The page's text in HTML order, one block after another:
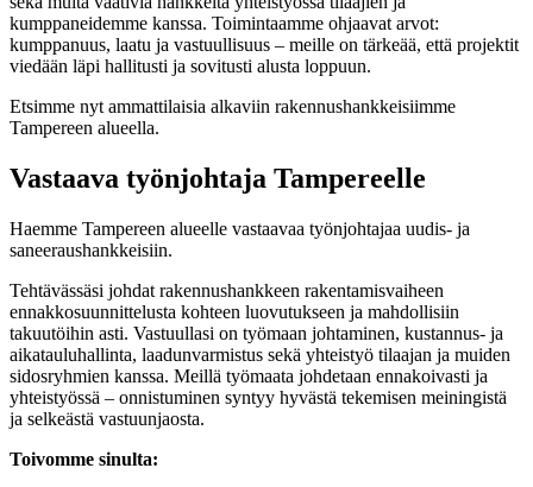
kumppaneidemme kanssa. Toimintaamme ohjaavat arvot:
kumppanuus, laatu ja vastuullisuus – meille on tärkeää, että projektit
viedään läpi hallitusti ja sovitusti alusta loppuun.
Etsimme nyt ammattilaisia alkaviin rakennushankkeisiimme
Tampereen alueella.
Vastaava työnjohtaja Tampereelle
Haemme Tampereen alueelle vastaavaa työnjohtajaa uudis- ja
saneeraushankkeisiin.
Tehtävässäsi johdat rakennushankkeen rakentamisvaiheen
ennakkosuunnittelusta kohteen luovutukseen ja mahdollisiin
takuutöihin asti. Vastuullasi on työmaan johtaminen, kustannus- ja
aikatauluhallinta, laadunvarmistus sekä yhteistyö tilaajan ja muiden
sidosryhmien kanssa. Meillä työmaata johdetaan ennakoivasti ja
yhteistyössä – onnistuminen syntyy hyvästä tekemisen meiningistä
ja selkeästä vastuunjaosta.
Toivomme sinulta: